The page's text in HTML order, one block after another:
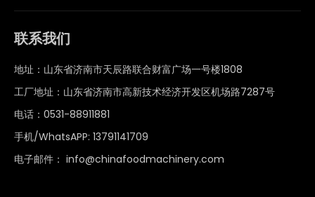
联系我们
地址：山东省济南市天辰路联合财富广场一号楼1808
工厂地址：山东省济南市高新技术经济开发区机场路7287号
电话：0531-88911881
手机/WhatsAPP: 13791141709
电子邮件： info@chinafoodmachinery.com